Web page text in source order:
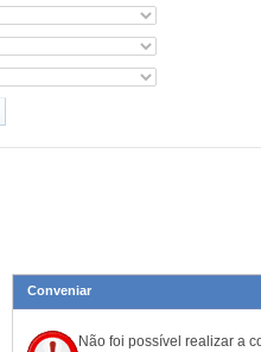
Conveniar
Não foi possível realizar a